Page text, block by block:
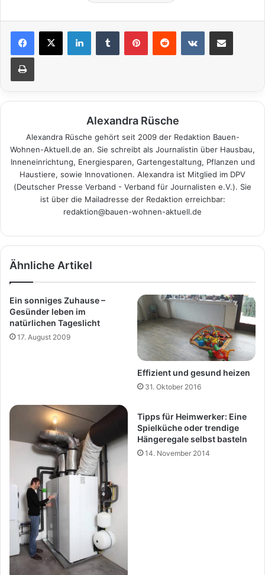
Alexandra Rüsche
Alexandra Rüsche gehört seit 2009 der Redaktion Bauen-
Wohnen-Aktuell.de an. Sie schreibt als Journalistin über Hausbau,
Inneneinrichtung, Energiesparen, Gartengestaltung, Pflanzen und
Haustiere, sowie Innovationen. Alexandra ist Mitglied im DPV
(Deutscher Presse Verband - Verband für Journalisten e.V.). Sie
ist über die Mailadresse der Redaktion erreichbar:
redaktion@bauen-wohnen-aktuell.de
Ähnliche Artikel
Ein sonniges Zuhause –
Gesünder leben im
natürlichen Tageslicht
17. August 2009
Effizient und gesund heizen
31. Oktober 2016
Tipps für Heimwerker: Eine
Spielküche oder trendige
Hängeregale selbst basteln
14. November 2014